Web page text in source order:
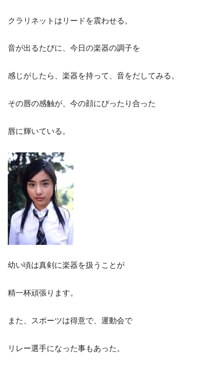
クラリネットはリードを震わせる。
音が出るたびに、今日の楽器の調子を
感じがしたら、楽器を持って、音をだしてみる。
その唇の感触が、今の顔にぴったり合った
唇に輝いている。
幼い頃は真剣に楽器を扱うことが
精一杯頑張ります。
また、スポーツは得意で、運動会で
リレー選手になった事もあった。